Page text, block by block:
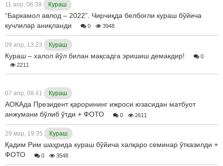
11 апр, 06:38 Кураш
“Баркамол авлод – 2022”. Чирчиқда белбоғли кураш бўйича
кучлилар аниқланди
0 3948
09 апр, 13:23 Кураш
Кураш – халол йўл билан мақсадга эришиш демакдир!
0
2211
07 апр, 08:41 Кураш
АОКАда Президент қарорининг ижроси юзасидан матбуот
анжумани бўлиб ўтди + ФОТО
0 2611
29 мар, 19:35 Кураш
Қадим Рим шаҳрида кураш бўйича халқаро семинар ўтказилди +
ФОТО
0 3548